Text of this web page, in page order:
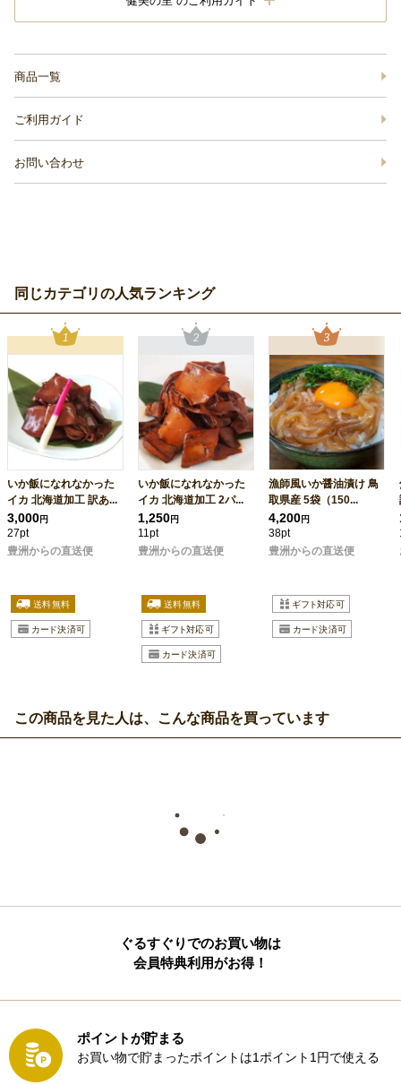
商品一覧
ご利用ガイド
お問い合わせ
同じカテゴリの人気ランキング
いか飯になれなかった
イカ 北海道加工 訳あ...
3,000円
27pt
豊洲からの直送便
いか飯になれなかった
イカ 北海道加工 2パ...
1,250円
11pt
豊洲からの直送便
漁師風いか醤油漬け 鳥
取県産 5袋（150...
4,200円
38pt
豊洲からの直送便
この商品を見た人は、こんな商品を買っています
ぐるすぐりでのお買い物は
会員特典利用がお得！
ポイントが貯まる
お買い物で貯まったポイントは1ポイント1円で使える